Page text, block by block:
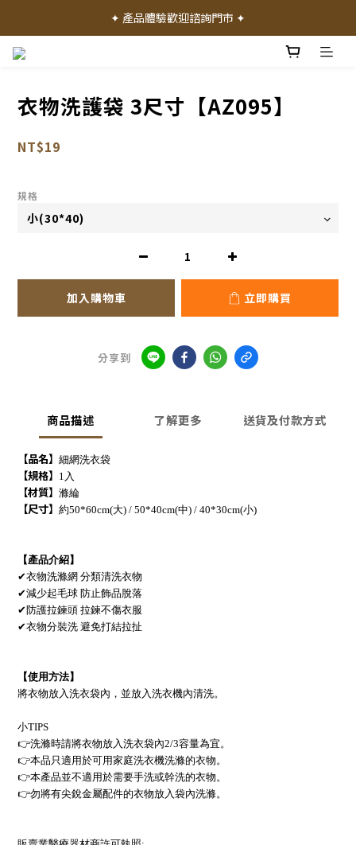
✦ 加入會員就送 50 元購物禮金 ✦
✦ 產品體驗歡迎諮詢門市 ✦
衣物洗護袋 3尺寸【AZ095】
NT$19
規格
加入購物車 立即購買
分享到
商品描述 了解更多 送貨及付款方式
【品名】 細網洗衣袋
【規格】 1入
【材質】 滌綸
【尺寸】 約50*60cm(大) / 50*40cm(中) / 40*30cm(小)
【產品介紹】
✔衣物洗滌網 分類清洗衣物
✔減少起毛球 防止飾品脫落
✔防護拉鍊頭 拉鍊不傷衣服
✔衣物分裝洗 避免打結拉扯
【使用方法】
將衣物放入洗衣袋內，並放入洗衣機內清洗。
小TIPS
👉洗滌時請將衣物放入洗衣袋內2/3容量為宜。
👉本品只適用於可用家庭洗衣機洗滌的衣物。
👉本產品並不適用於需要手洗或幹洗的衣物。
👉勿將有尖銳金屬配件的衣物放入袋內洗滌。